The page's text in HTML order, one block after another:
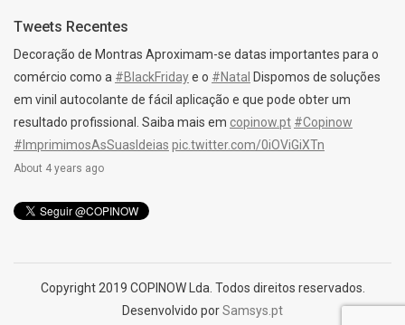
Tweets Recentes
Decoração de Montras Aproximam-se datas importantes para o
comércio como a #BlackFridaye o #Natal Dispomos de soluções
em vinil autocolante de fácil aplicação e que pode obter um
resultado profissional. Saiba mais em copinow.pt #Copinow
#ImprimimosAsSuasIdeias pic.twitter.com/0iOViGiXTn
About 4 years ago
Copyright 2019 COPINOW Lda. Todos direitos reservados.
Desenvolvido porSamsys.pt